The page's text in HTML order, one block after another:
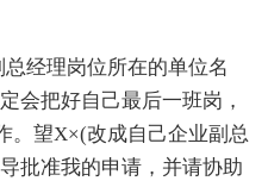
经理岗位所在的单位名
会把好自己最后一班岗，
。望X×(改成自己企业副总
批准我的申请，并请协助